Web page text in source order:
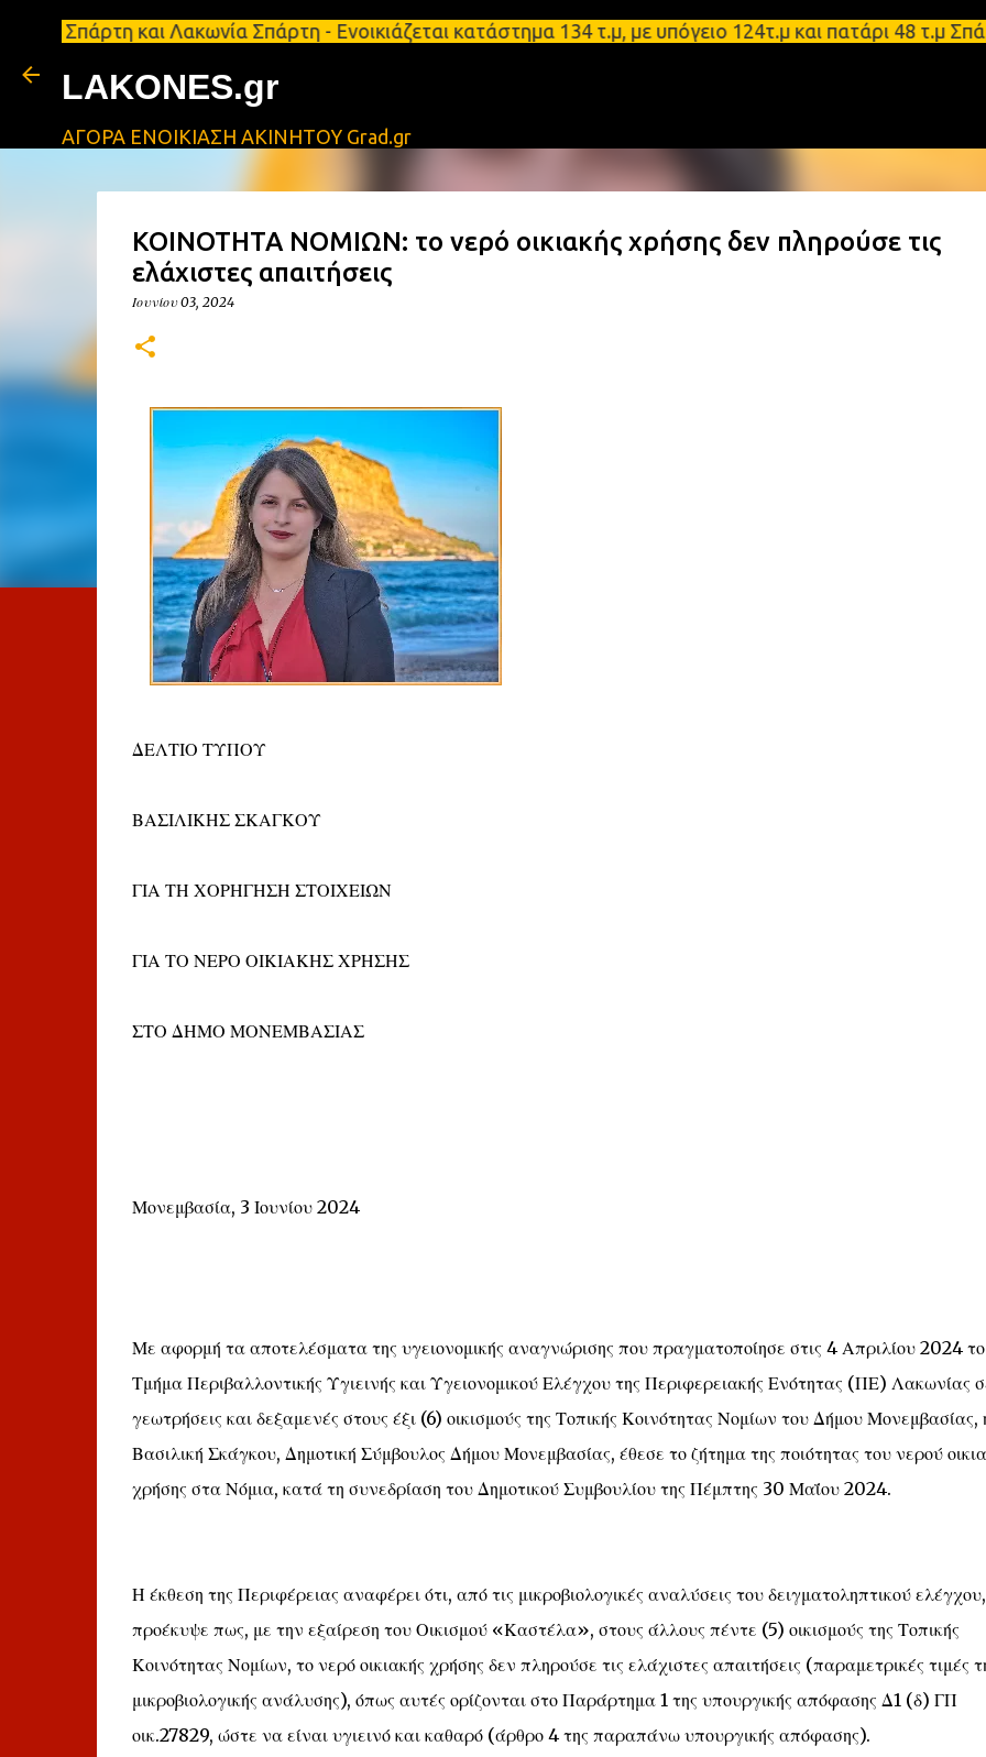
Μετάβαση στο κύριο περιεχόμενο
και Λακωνία Σπάρτη - Ενοικιάζεται κατάστημα 134 τ.μ, με υπόγειο 124τ.μ και πατάρι 48 τ.μ
LAKONES.gr
ΑΓΟΡΑ ΕΝΟΙΚΙΑΣΗ ΑΚΙΝΗΤΟΥ Grad.gr
ΚΟΙΝΟΤΗΤΑ ΝΟΜΙΩΝ: το νερό οικιακής χρήσης δεν πληρούσε τις
ελάχιστες απαιτήσεις
Ιουνίου 03, 2024
ΔΕΛΤΙΟ ΤΥΠΟΥ
ΒΑΣΙΛΙΚΗΣ ΣΚΑΓΚΟΥ
ΓΙΑ ΤΗ ΧΟΡΗΓΗΣΗ ΣΤΟΙΧΕΙΩΝ
ΓΙΑ ΤΟ ΝΕΡΟ ΟΙΚΙΑΚΗΣ ΧΡΗΣΗΣ
ΣΤΟ ΔΗΜΟ ΜΟΝΕΜΒΑΣΙΑΣ
Μονεμβασία, 3 Ιουνίου 2024
Με αφορμή τα αποτελέσματα της υγειονομικής αναγνώρισης που πραγματοποίησε στις 4 Απριλίου 2024 το
Τμήμα Περιβαλλοντικής Υγιεινής και Υγειονομικού Ελέγχου της Περιφερειακής Ενότητας (ΠΕ) Λακωνίας
γεωτρήσεις και δεξαμενές στους έξι (6) οικισμούς της Τοπικής Κοινότητας Νομίων του Δήμου Μονεμβασίας,
Βασιλική Σκάγκου, Δημοτική Σύμβουλος Δήμου Μονεμβασίας, έθεσε το ζήτημα της ποιότητας του νερού
χρήσης στα Νόμια, κατά τη συνεδρίαση του Δημοτικού Συμβουλίου της Πέμπτης 30 Μαΐου 2024.
Η έκθεση της Περιφέρειας αναφέρει ότι, από τις μικροβιολογικές αναλύσεις του δειγματοληπτικού ελέγχου,
προέκυψε πως, με την εξαίρεση του Οικισμού «Καστέλα», στους άλλους πέντε (5) οικισμούς της Τοπικής
Κοινότητας Νομίων, το νερό οικιακής χρήσης δεν πληρούσε τις ελάχιστες απαιτήσεις (παραμετρικές τιμές
μικροβιολογικής ανάλυσης), όπως αυτές ορίζονται στο Παράρτημα 1 της υπουργικής απόφασης Δ1 (δ) ΓΠ
οικ.27829, ώστε να είναι υγιεινό και καθαρό (άρθρο 4 της παραπάνω υπουργικής απόφασης).